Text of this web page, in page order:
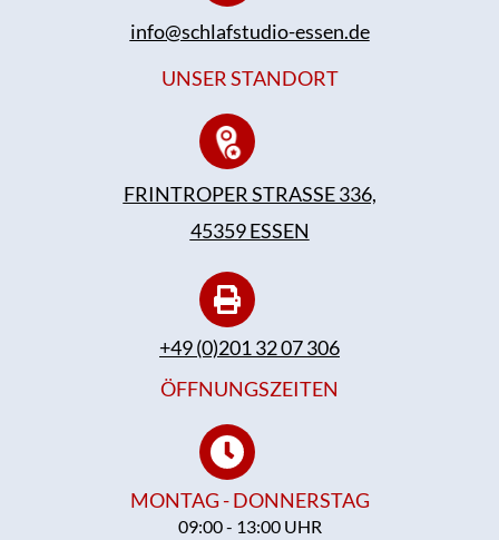
info@schlafstudio-essen.de
UNSER STANDORT
FRINTROPER STRASSE 336,
45359 ESSEN
+49 (0)201 32 07 306
ÖFFNUNGSZEITEN
MONTAG - DONNERSTAG
09:00 - 13:00 UHR